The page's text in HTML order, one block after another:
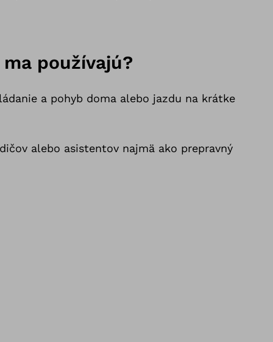
používajú?
a pohyb doma alebo jazdu na krátke
alebo asistentov najmä ako prepravný